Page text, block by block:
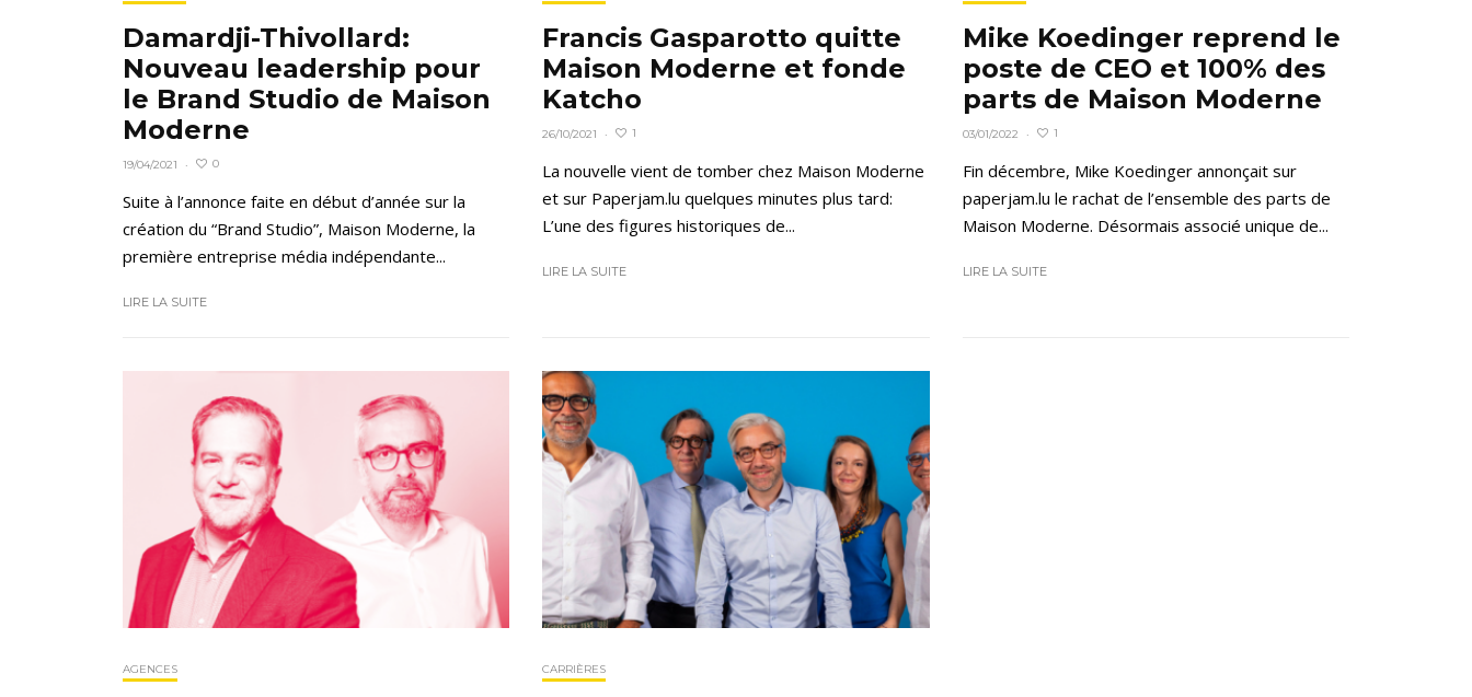
Damardji-Thivollard:
Nouveau leadership pour
le Brand Studio de Maison
Moderne
19/04/2021 · 0
Suite à l’annonce faite en début d’année sur la
création du “Brand Studio”, Maison Moderne, la
première entreprise média indépendante...
LIRE LA SUITE
Francis Gasparotto quitte
Maison Moderne et fonde
Katcho
26/10/2021 · 1
La nouvelle vient de tomber chez Maison Moderne
et sur Paperjam.lu quelques minutes plus tard:
L’une des figures historiques de...
LIRE LA SUITE
Mike Koedinger reprend le
poste de CEO et 100% des
parts de Maison Moderne
03/01/2022 · 1
Fin décembre, Mike Koedinger annonçait sur
paperjam.lu le rachat de l’ensemble des parts de
Maison Moderne. Désormais associé unique de...
LIRE LA SUITE
AGENCES CARRIÈRES